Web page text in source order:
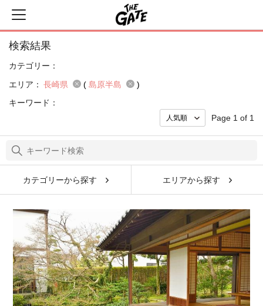
検索結果
カテゴリー：
エリア： 長崎県 ( 島原半島
)
キーワード：
Page 1 of 1
カテゴリーから探す エリアから探す